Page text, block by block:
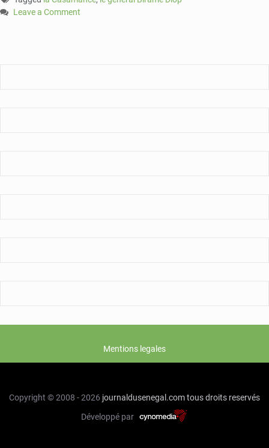
Leave a Comment
Mentions legales
Copyright © 2008 - 2026 journaldusenegal.comtous droits reservés
Développé par